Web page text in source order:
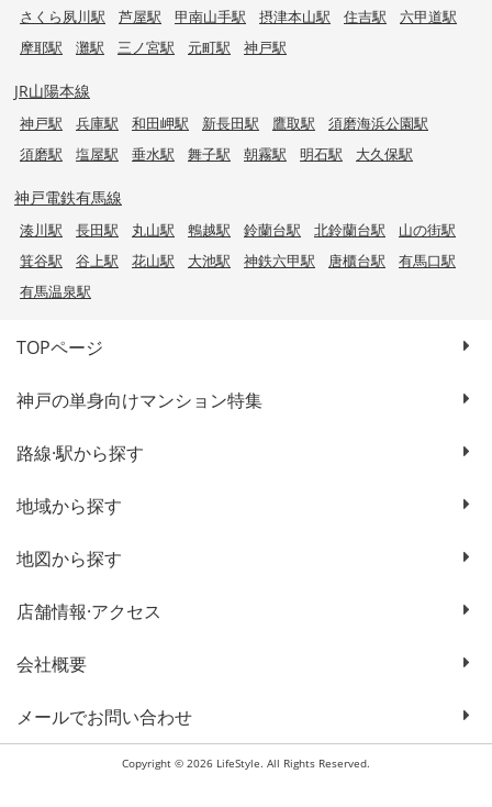
さくら夙川駅 芦屋駅 甲南山手駅 摂津本山駅 住吉駅
六甲道駅
摩耶駅
灘駅 三ノ宮駅 元町駅 神戸駅
JR山陽本線
神戸駅 兵庫駅 和田岬駅 新長田駅 鷹取駅
須磨海浜公園駅
須磨駅
塩屋駅 垂水駅 舞子駅 朝霧駅 明石駅 大久保駅
神戸電鉄有馬線
湊川駅 長田駅 丸山駅 鵯越駅 鈴蘭台駅 北鈴蘭台駅
山の街駅
箕谷駅
谷上駅 花山駅 大池駅 神鉄六甲駅 唐櫃台駅
有馬口駅
有馬温泉駅
TOPページ
神戸の単身向けマンション特集
路線·駅から探す
地域から探す
地図から探す
店舗情報·アクセス
会社概要
メールでお問い合わせ
Copyright © 2026 LifeStyle. All Rights Reserved.